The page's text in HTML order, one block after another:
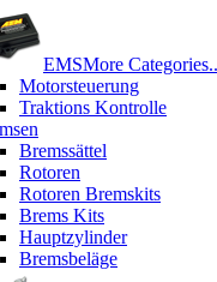
EMSMore
Motorsteuerung
Traktions Kontrolle
Bremssättel
Rotoren
Rotoren Bremskits
Brems Kits
Hauptzylinder
Bremsbeläge